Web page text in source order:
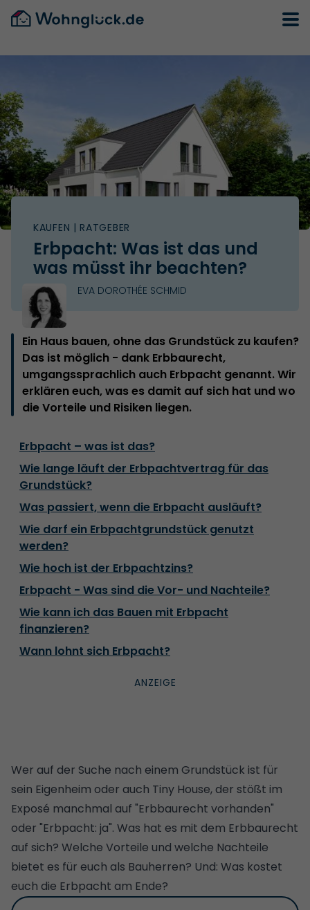
KAUFEN | RATGEBER
Erbpacht: Was ist das und
was müsst ihr beachten?
EVA DOROTHÉE SCHMID
Ein Haus bauen, ohne das Grundstück zu kaufen?
Das ist möglich - dank Erbbaurecht,
umgangssprachlich auch Erbpacht genannt. Wir
erklären euch, was es damit auf sich hat und wo
die Vorteile und Risiken liegen.
Erbpacht – was ist das?
Wie lange läuft der Erbpachtvertrag für das
Grundstück?
Was passiert, wenn die Erbpacht ausläuft?
Wie darf ein Erbpachtgrundstück genutzt
werden?
Wie hoch ist der Erbpachtzins?
Erbpacht - Was sind die Vor- und Nachteile?
Wie kann ich das Bauen mit Erbpacht
finanzieren?
Wann lohnt sich Erbpacht?
Wer auf der Suche nach einem Grundstück ist für
sein Eigenheim oder auch Tiny House, der stößt im
Exposé manchmal auf "Erbbaurecht vorhanden"
oder "Erbpacht: ja". Was hat es mit dem Erbbaurecht
auf sich? Welche Vorteile und welche Nachteile
bietet es für euch als Bauherren? Und: Was kostet
euch die Erbpacht am Ende?